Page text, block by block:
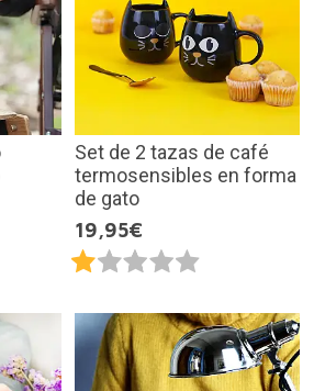
Set de 2 tazas de café
termosensibles en forma
de gato
19,95€